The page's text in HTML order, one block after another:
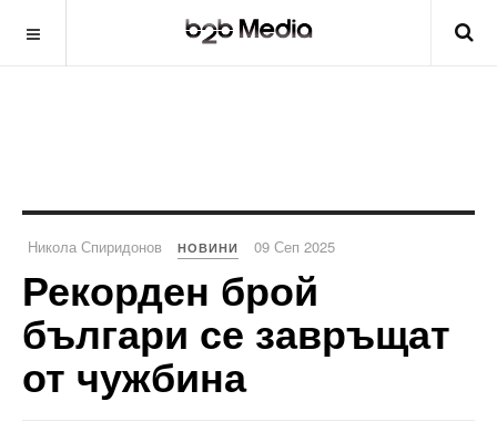
Никола Спиридонов НОВИНИ 09 Сеп 2025
Рекорден брой
българи се завръщат
от чужбина